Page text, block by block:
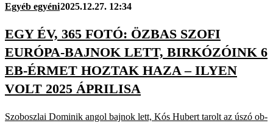
Egyéb egyéni2025.12.27. 12:34
EGY ÉV, 365 FOTÓ: ÖZBAS SZOFI
EURÓPA-BAJNOK LETT, BIRKÓZÓINK 6
EB-ÉRMET HOZTAK HAZA – ILYEN
VOLT 2025 ÁPRILISA
Szoboszlai Dominik angol bajnok lett, Kós Hubert tarolt az úszó ob-